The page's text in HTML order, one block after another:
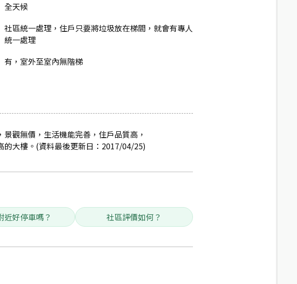
全天候
社區統一處理，住戶只要將垃圾放在梯間，就會有專人
統一處理
有，室外至室內無階梯
觀無價，生活機能完善，住戶品質高，
的大樓。(資料最後更新日：2017/04/25)
近好停車嗎？ 社區評價如何？